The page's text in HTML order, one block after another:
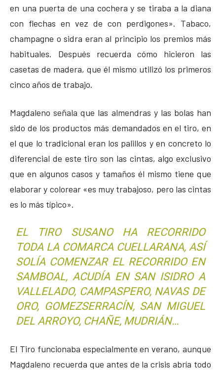
en una puerta de una cochera y se tiraba a la diana
con flechas en vez de con perdigones». Tabaco,
champagne o sidra eran al principio los premios más
habituales. Después recuerda cómo hicieron las
casetas de madera, que él mismo utilizó los primeros
cinco años de trabajo.
Magdaleno señala que las almendras y las bolas han
sido de los productos más demandados en el tiro, en
el que lo tradicional eran los palillos y en concreto lo
diferencial de este tiro son las cintas, algo exclusivo
que en algunos casos y tamaños él mismo tiene que
elaborar y colorear «es muy trabajoso, pero las cintas
es lo más típico».
EL TIRO SUSANO HA RECORRIDO
TODA LA COMARCA CUELLARANA, ASÍ
SOLÍA COMENZAR EL RECORRIDO EN
SAMBOAL, ACUDÍA EN SAN ISIDRO A
VALLELADO, CAMPASPERO, NAVAS DE
ORO, GOMEZSERRACÍN, SAN MIGUEL
DEL ARROYO, CHAÑE, MUDRIÁN…
El Tiro funcionaba especialmente en verano, aunque
Magdaleno recuerda que antes de la crisis abría todo